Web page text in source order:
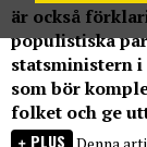
är också
populistiska
statsministern
som bör
folket och ge
PLUS